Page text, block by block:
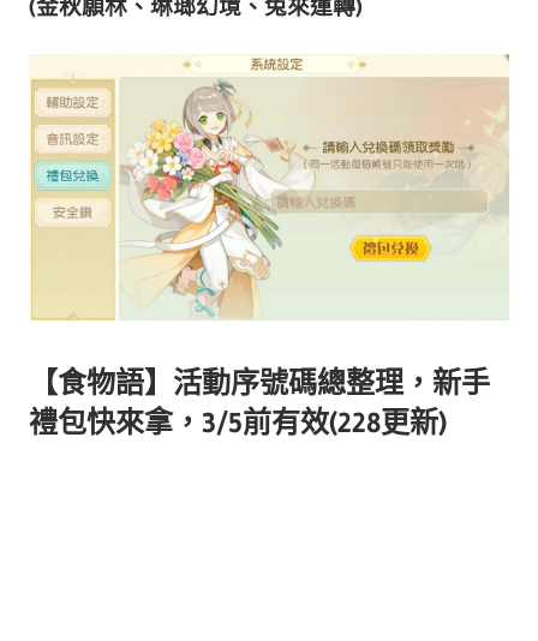
(金秋願林、琳瑯幻境、兔來運轉)
【食物語】活動序號碼總整理，新手
禮包快來拿，3/5前有效(228更新)